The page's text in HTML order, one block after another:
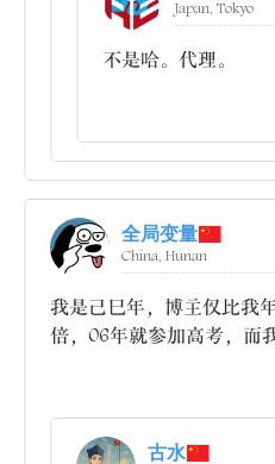
Japan, Tokyo
不是哈。代理。
全局变量
China, Hunan
我是己巳年，博主仅比我
倍，06年就参加高考，而
古水